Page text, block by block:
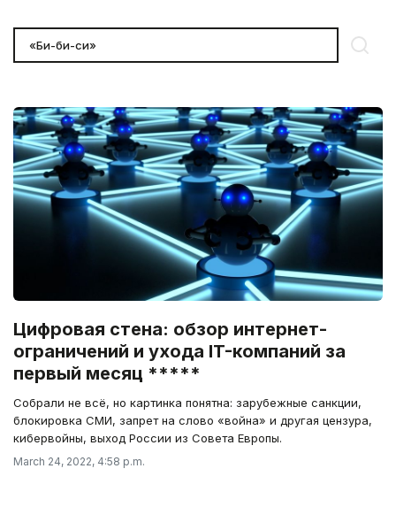
Цифровая стена: обзор интернет-
ограничений и ухода IT-компаний за
первый месяц *****
Собрали не всё, но картинка понятна: зарубежные санкции,
блокировка СМИ, запрет на слово «война» и другая цензура,
кибервойны, выход России из Совета Европы.
March 24, 2022, 4:58 p.m.